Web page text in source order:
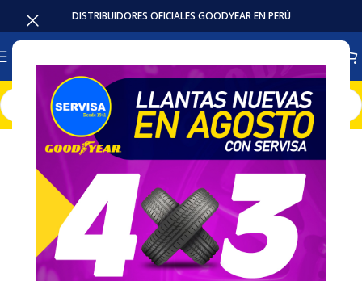
DISTRIBUIDORES OFICIALES GOODYEAR EN PERÚ
Inicio Baterias Intensivas